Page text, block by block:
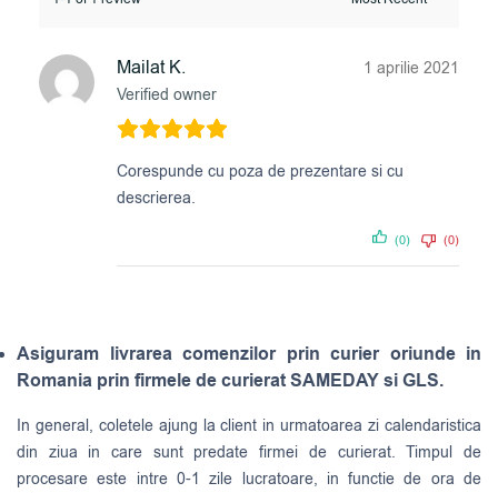
Mailat K.
Verified owner
1 aprilie 2021
Corespunde cu poza de prezentare si cu
descrierea.
(0) (0)
Asiguram livrarea comenzilor prin curier oriunde in
Romania prin firmele de curierat SAMEDAY si GLS.
In general, coletele ajung la client in urmatoarea zi calendaristica
din ziua in care sunt predate firmei de curierat. Timpul de
procesare este intre 0-1 zile lucratoare, in functie de ora de